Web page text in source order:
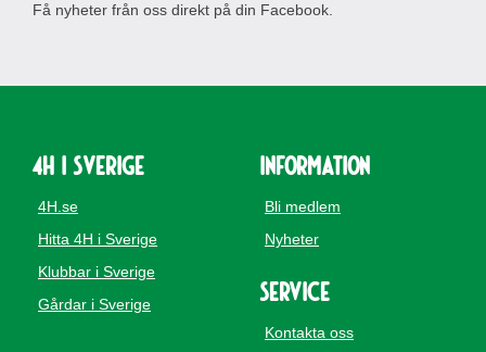
Få nyheter från oss direkt på din Facebook.
4H i Sverige
4H.se
Hitta 4H i Sverige
Klubbar i Sverige
Gårdar i Sverige
Information
Bli medlem
Nyheter
Service
Kontakta oss